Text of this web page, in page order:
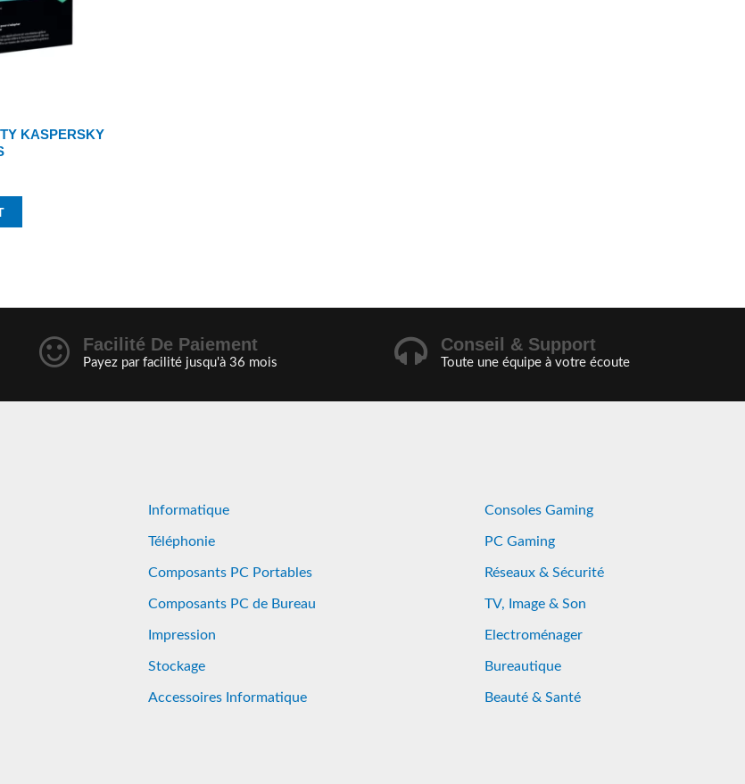
KASPERSKY
Facilité De Paiement
Payez par facilité jusqu'à 36 mois
Conseil & Support
Toute une équipe à votre écoute
Informatique
Téléphonie
Composants PC Portables
Composants PC de Bureau
Impression
Stockage
Accessoires Informatique
Consoles Gaming
PC Gaming
Réseaux & Sécurité
TV, Image & Son
Electroménager
Bureautique
Beauté & Santé